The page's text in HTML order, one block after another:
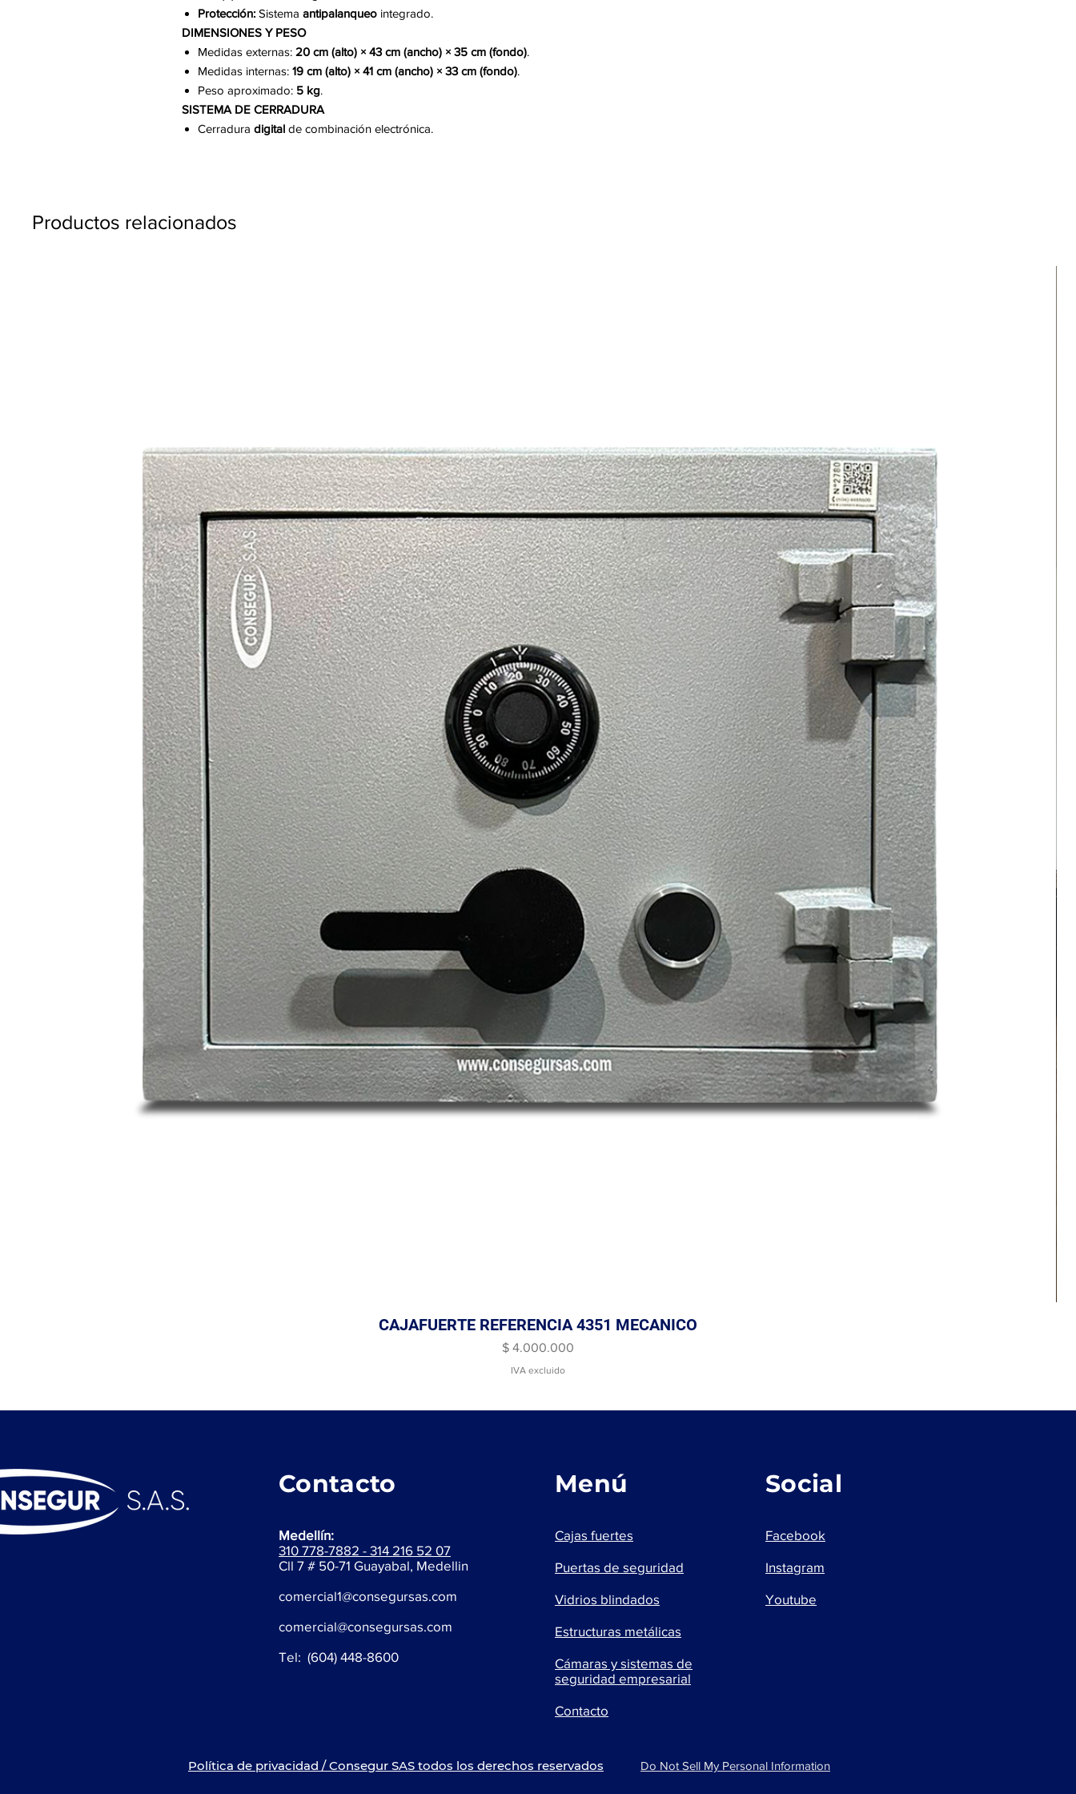
Protección: Sistema antipalanqueo integrado.
DIMENSIONES Y PESO
Medidas externas: 20 cm (alto) × 43 cm (ancho) × 35 cm (fondo).
Medidas internas: 19 cm (alto) × 41 cm (ancho) × 33 cm (fondo).
Peso aproximado: 5 kg.
SISTEMA DE CERRADURA
Cerradura digital de combinación electrónica.
Productos relacionados
Vista rápida
CAJAFUERTE REFERENCIA 4351 MECANICO
Precio
$ 4.000.000
IVA excluido
Contacto
Medellín:
310 778-7882 - 314 216 52 07
Cll 7 # 50-71 Guayabal, Medellin
comercial1@consegursas.com
comercial@consegursas.com
Tel: (604) 448-8600
Menú
Cajas fuertes
Puertas de seguridad
Vidrios blindados
Estructuras metálicas
​Cámaras y sistemas de
seguridad empresarial
Contacto
Social
Facebook
Instagram
Youtube
Política de privacidad / Consegur SAS todos los derechos reservados Do Not Sell My Personal Information